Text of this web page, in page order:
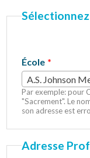
École
A.S. Johnson
Par exemple: pour
"Sacrement". Le
son adresse est
Adresse